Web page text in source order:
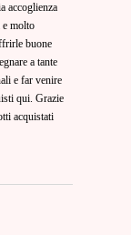
accoglienza
e molto
buone
a tante
e far venire
qui. Grazie
acquistati